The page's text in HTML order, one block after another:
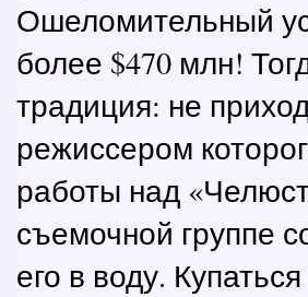
Ошеломительный
более $470 млн!
традиция: не
режиссером
работы над
съемочной группе
его в воду.